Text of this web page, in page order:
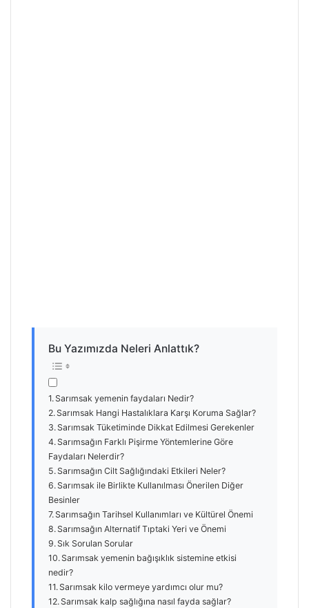
Bu Yazımızda Neleri Anlattık?
Sarımsak yemenin faydaları Nedir?
Sarımsak Hangi Hastalıklara Karşı Koruma Sağlar?
Sarımsak Tüketiminde Dikkat Edilmesi Gerekenler
Sarımsağın Farklı Pişirme Yöntemlerine Göre
Faydaları Nelerdir?
Sarımsağın Cilt Sağlığındaki Etkileri Neler?
Sarımsak ile Birlikte Kullanılması Önerilen Diğer
Besinler
Sarımsağın Tarihsel Kullanımları ve Kültürel Önemi
Sarımsağın Alternatif Tıptaki Yeri ve Önemi
Sık Sorulan Sorular
Sarımsak yemenin bağışıklık sistemine etkisi
nedir?
Sarımsak kilo vermeye yardımcı olur mu?
Sarımsak kalp sağlığına nasıl fayda sağlar?